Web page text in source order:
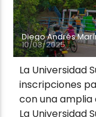
Diego Andrés
10/03/2025
La Universidad
inscripciones
con una amplia
La Universidad